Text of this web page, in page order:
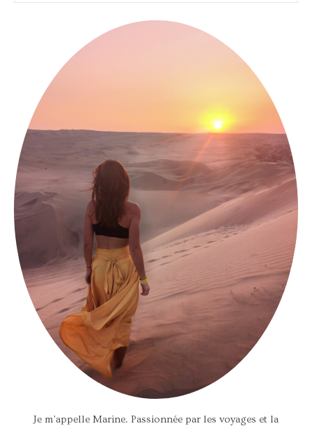
Je m’appelle Marine. Passionnée par les voyages et la